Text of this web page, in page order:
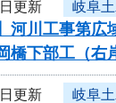
更新 岐阜
】河川工事第
橋下部工（右
更新 岐阜